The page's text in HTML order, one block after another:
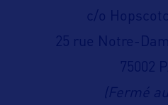
c/o
25 rue Notre-
75002
(Fermé